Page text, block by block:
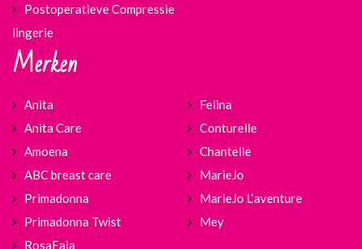
Postoperatieve Compressie
lingerie
Merken
Anita
Anita Care
Amoena
ABC breast care
Primadonna
Primadonna Twist
RosaFaia
Felina
Conturelle
Chantelle
MarieJo
MarieJo L’aventure
Mey